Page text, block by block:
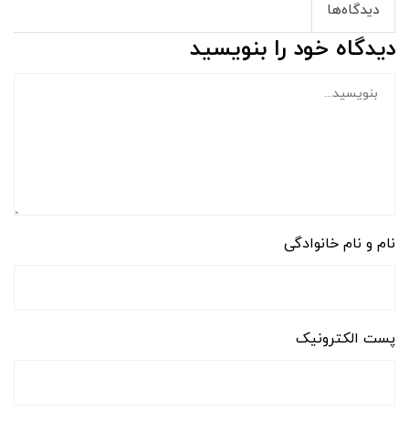
دیدگاه‌ها
دیدگاه خود را بنویسید
نام و نام خانوادگی
پست الکترونیک